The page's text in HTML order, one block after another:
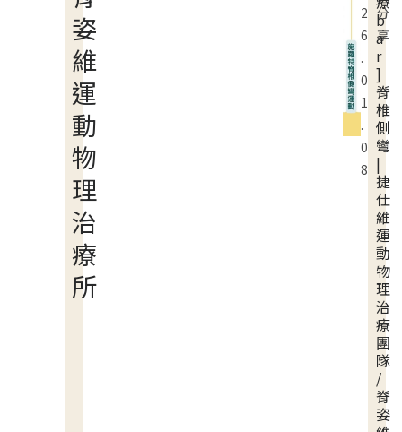
姿
維
運
動
物
理
治
療
所
2
6
.
0
1
.
0
8
分
享
b
a
r
]
脊
椎
側
彎
|
捷
仕
維
運
動
物
理
治
療
團
隊
/
脊
姿